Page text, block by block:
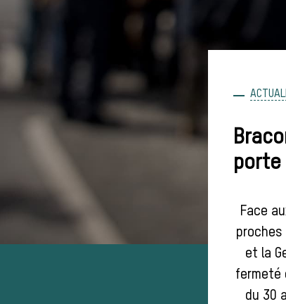
porte
Face
proches
et la
fermeté
du 30